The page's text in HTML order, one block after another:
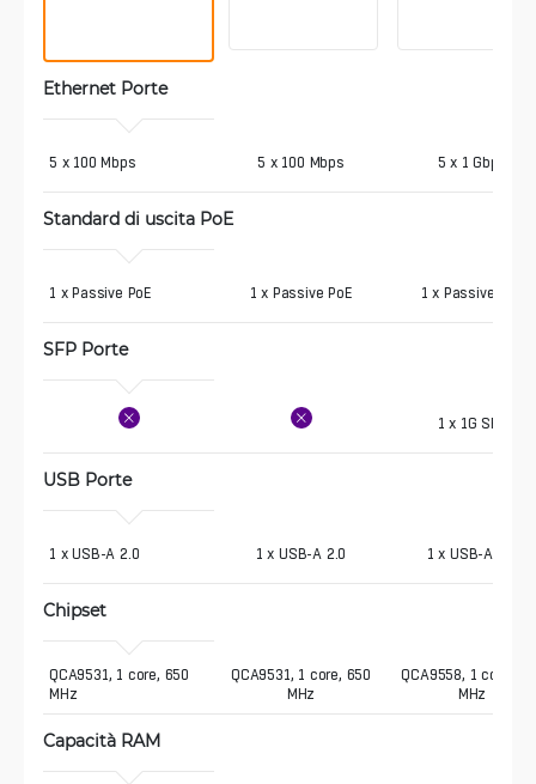
Ethernet Porte
5 x 100 Mbps 5 x 100 Mbps 5 x 1 Gbps
Standard di uscita PoE
1 x Passive PoE 1 x Passive PoE 1 x Passive PoE
SFP Porte
1 x 1G SFP
USB Porte
1 x USB-A 2.0 1 x USB-A 2.0 1 x USB-A 2.0
Chipset
QCA9531, 1 core, 650
MHz
QCA9531, 1 core, 650
MHz
QCA9558, 1 core,
MHz
Capacità RAM